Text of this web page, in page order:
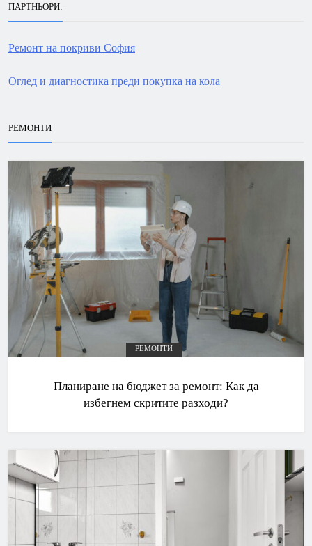
ПАРТНЬОРИ:
Ремонт на покриви София
Оглед и диагностика преди покупка на кола
РЕМОНТИ
РЕМОНТИ
Планиране на бюджет за ремонт: Как да
избегнем скритите разходи?